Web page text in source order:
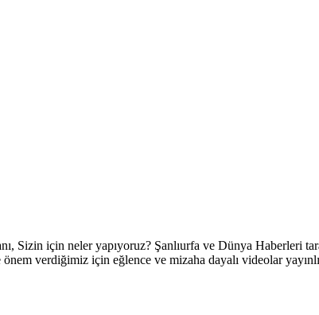
için neler yapıyoruz? Şanlıurfa ve Dünya Haberleri
verdiğimiz için eğlence ve mizaha dayalı videolar